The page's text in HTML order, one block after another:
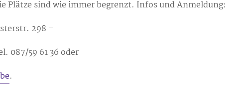
Plätze sind wie immer begrenzt. Infos und Anmeldung:
298 –
087/59 61 36 oder
.